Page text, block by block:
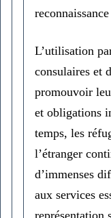
L’utilisation
consulaires et
promouvoir
et obligations
temps, les
l’étranger
d’immenses
aux services